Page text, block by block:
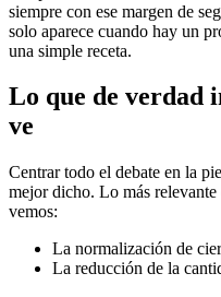
siempre con ese margen de
solo aparece cuando hay un
una simple receta.
Lo que de verdad
ve
Centrar todo el debate en la
mejor dicho. Lo más relevante
vemos:
La normalización de
La reducción de la